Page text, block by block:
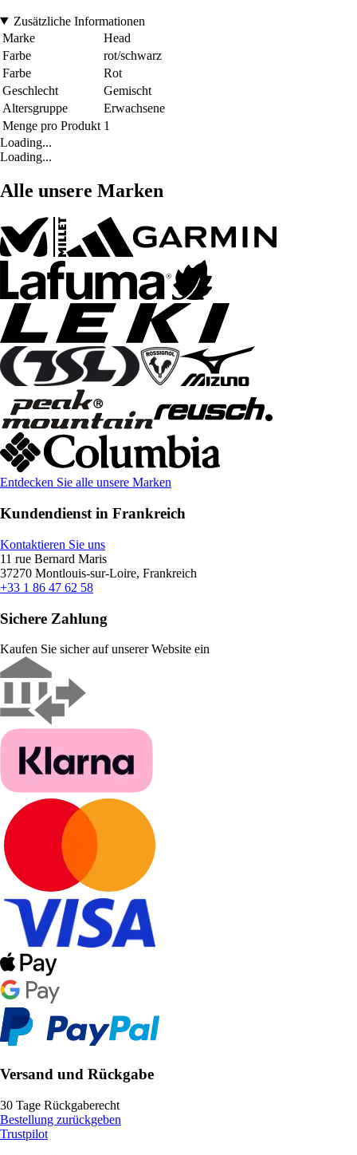
Zusätzliche Informationen
Marke
Head
Farbe
rot/schwarz
Farbe
Rot
Geschlecht
Gemischt
Altersgruppe
Erwachsene
Menge pro Produkt 1
Loading...
Loading...
Alle unsere Marken
Entdecken Sie alle unsere Marken
Kundendienst in Frankreich
Kontaktieren Sie uns
11 rue Bernard Maris
37270 Montlouis-sur-Loire, Frankreich
+33 1 86 47 62 58
Sichere Zahlung
Kaufen Sie sicher auf unserer Website ein
Versand und Rückgabe
30 Tage Rückgaberecht
Bestellung zurückgeben
Trustpilot